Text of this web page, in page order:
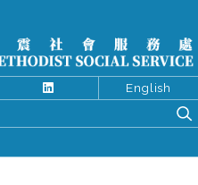
English